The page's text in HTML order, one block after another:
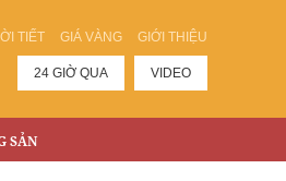
TIẾT GIÁ VÀNG GIỚI THIỆU
24 GIỜ QUA VIDEO
SẢN